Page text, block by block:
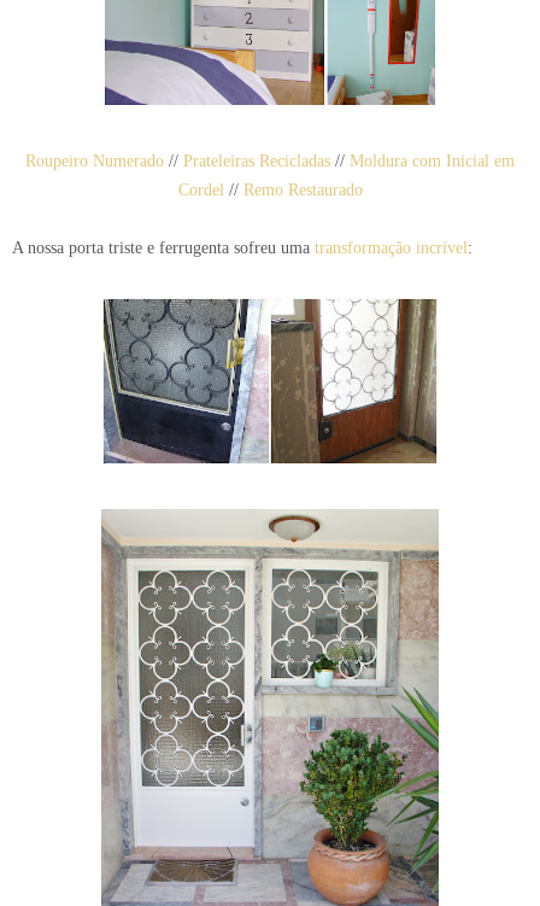
Roupeiro Numerado // Prateleiras Recicladas // Moldura com Inicial em
Cordel// Remo Restaurado
A nossa porta triste e ferrugenta sofreu uma transformação incrível: